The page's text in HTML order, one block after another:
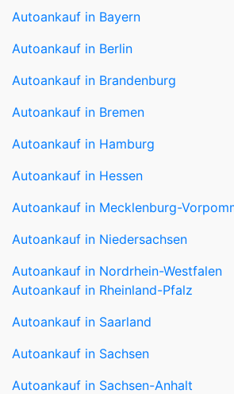
Autoankauf in Bayern
Autoankauf in Berlin
Autoankauf in Brandenburg
Autoankauf in Bremen
Autoankauf in Hamburg
Autoankauf in Hessen
Autoankauf in Mecklenburg-
Autoankauf in Niedersachsen
Autoankauf in Nordrhein-Westfalen
Autoankauf in Rheinland-Pfalz
Autoankauf in Saarland
Autoankauf in Sachsen
Autoankauf in Sachsen-Anhalt